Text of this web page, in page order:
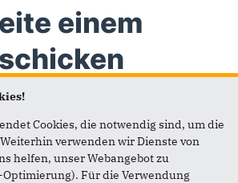
einem
die Inhalte unserer Homepage
Cookies, die notwendig sind, um die
verwenden wir Dienste von
helfen, unser Webangebot zu
Für die Verwendung